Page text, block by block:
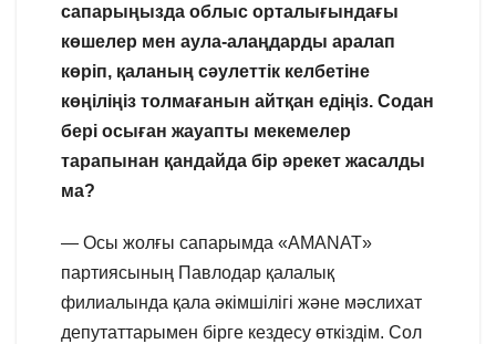
сапарыңызда облыс орталығындағы
көшелер мен аула-алаңдарды аралап
көріп, қаланың сәулеттік келбетіне
көңіліңіз толмағанын айтқан едіңіз. Содан
бері осыған жауапты мекемелер
тарапынан қандайда бір әрекет жасалды
ма?
— Осы жолғы сапарымда «AMANAT»
партиясының Павлодар қалалық
филиалында қала әкімшілігі және мәслихат
депутаттарымен бірге кездесу өткіздім. Сол